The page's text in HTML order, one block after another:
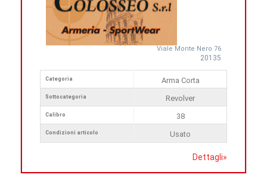
Viale Monte Nero 76
20135
Categoria
Sottocategoria
Calibro
Condizioni articolo
Arma Corta
Revolver
38
Usato
Dettagli»